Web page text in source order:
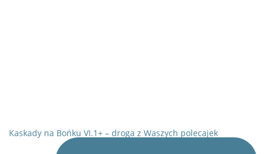
Kaskady na Bońku VI.1+ – droga z Waszych polecajek